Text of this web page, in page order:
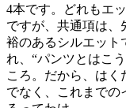
4本です。どれもエ
ですが、共通項は、
裕のあるシルエット
れ、“パンツとはこ
ころ。だから、はく
でなく、これまでの